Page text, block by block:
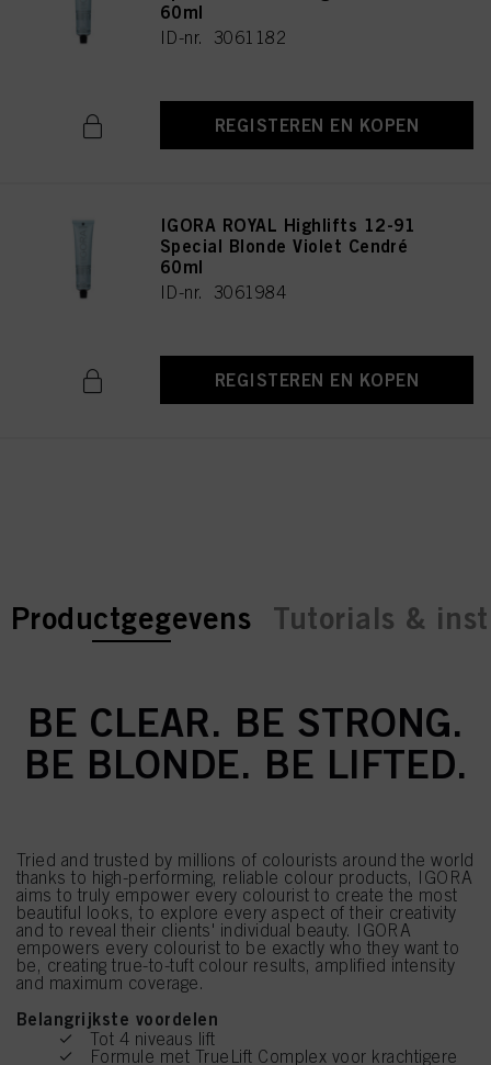
60ml
ID-nr. 3061182
REGISTEREN EN KOPEN
IGORA ROYAL Highlifts 12-91
Special Blonde Violet Cendré
60ml
ID-nr. 3061984
REGISTEREN EN KOPEN
current tab:
current tab:
Productgegevens Tutorials &
BE CLEAR. BE STRONG.
BE BLONDE. BE LIFTED.
Tried and trusted by millions of colourists around the world
thanks to high-performing, reliable colour products, IGORA
aims to truly empower every colourist to create the most
beautiful looks, to explore every aspect of their creativity
and to reveal their clients' individual beauty. IGORA
empowers every colourist to be exactly who they want to
be, creating true-to-tuft colour results, amplified intensity
and maximum coverage.
Belangrijkste voordelen
Tot 4 niveaus lift
Formule met TrueLift Complex voor krachtigere